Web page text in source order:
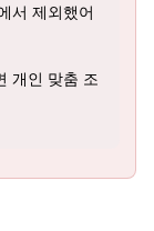
서 제외했어
개인 맞춤 조